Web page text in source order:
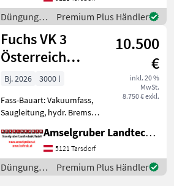
führenden TOP Hersteller!)
Sei
Düngung
und
Beregnung
/ Fuchs
Premium Plus Händler
Fuchs VK 3
Österreich
Edition
10.500
€
inkl. 20 %
MwSt.
8.750 € exkl.
Bj. 2026
3000 l
Fass-Bauart: Vakuumfass,
Saugleitung, hydr. Bremsen,
Güllefässer- In Massivität
und Langlebigkeit
unschlagbar! (Stärkste
Materialstärken + Beste Ma
Amselgruber Landtechnik GmbH
5121 Tarsdorf
Düngung
und
Premium Plus Händler